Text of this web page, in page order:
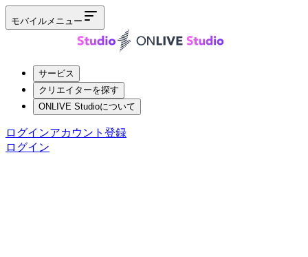
モバイルメニュー
サービス
クリエイターを探す
ONLIVE Studioについて
ログインアカウント登録
ログイン